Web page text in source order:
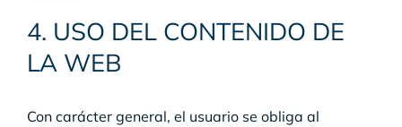
4. USO DEL CONTENIDO DE
LA WEB
Con carácter general, el usuario se obliga al